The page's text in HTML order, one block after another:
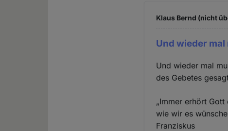
Klaus Bernd (nicht
Und wieder mal
Und wieder mal
des Gebetes
„Immer erhört
wie wir es
Franziskus